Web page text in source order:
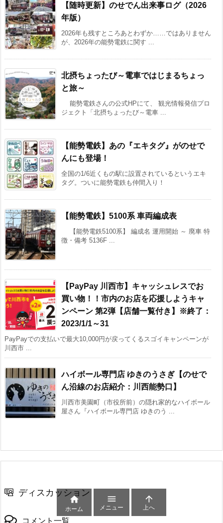
【随時更新】のせでん出来事ログ（2026
年版）
2026年も残すところあとわずか……ではありません
が、2026年の能勢電鉄に関す ...
北摂ちょったび～電車ではじまるちょっ
と旅～
能勢電鉄さんの公式HPにて、 観光情報発信プロ
ジェクト「北摂ちょったび～電車 ...
【能勢電鉄】あの『エキタグ』がのせで
んにも登場！
全国の1/6近くもの駅に設置されているというエキ
タグ。ついに能勢電鉄も仲間入り！
【能勢電鉄】5100系 車両編成表
【能勢電鉄5100系】 編成名 運用開始 ～ 廃車 特
徴・備考 5136F ...
【PayPay 川西市】キャッシュレスでお
買い物！！市内のお店を応援しようキャ
ンペーン 第2弾【店舗一覧付き】※終了：
2023/1/1～31
PayPayでの支払いで最大10,000円が戻ってくるスゴイキャンペーンが
川西市 ...
ハイボール専門店 ゆきのうさぎ【のせで
ん沿線のお店紹介：川西能勢口】
川西市美園町（市役所前）の隠れ家的なハイボール
屋さん『ハイボール専門店 ゆきのう ...
ディスカッション
コメント一覧

ホーム

メニュー

上へ